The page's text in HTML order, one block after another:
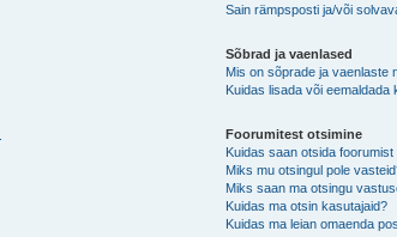
Sain rämpsposti ja/või
Sõbrad ja vaenlased
Mis on sõprade ja vaenlaste
Kuidas lisada või eemaldada
Foorumitest otsimine
Kuidas saan otsida
Miks mu otsingul pole
Miks saan ma otsingu
Kuidas ma otsin kasutajaid?
Kuidas ma leian omaenda